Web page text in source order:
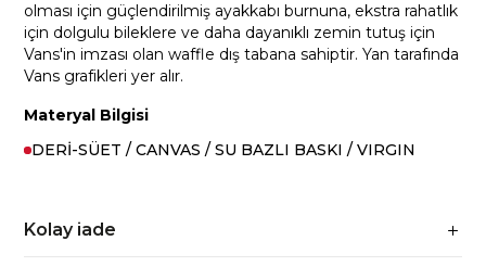
olması için güçlendirilmiş ayakkabı burnuna, ekstra rahatlık
için dolgulu bileklere ve daha dayanıklı zemin tutuş için
Vans'in imzası olan waffle dış tabana sahiptir. Yan tarafında
Vans grafikleri yer alır.
Materyal Bilgisi
DERİ-SÜET / CANVAS / SU BAZLI BASKI / VIRGIN
Kolay iade